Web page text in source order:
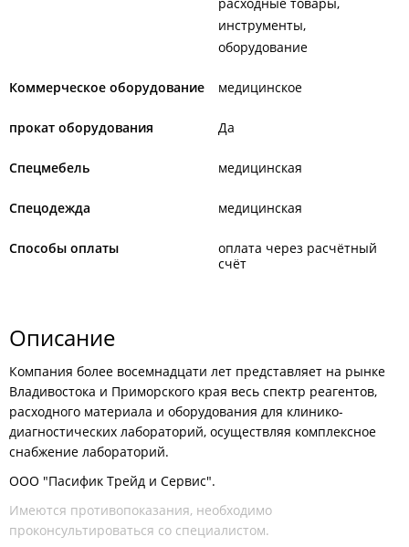
инструменты
оборудование
Коммерческое оборудование медицинское
прокат оборудования Да
Спецмебель медицинская
Спецодежда медицинская
Способы оплаты
оплата через расчётный
счёт
Описание
Компания более восемнадцати лет представляет на рынке
Владивостока и Приморского края весь спектр реагентов,
расходного материала и оборудования для клинико-
диагностических лабораторий, осуществляя комплексное
снабжение лабораторий.
ООО "Па­си­фик Трейд и Сер­вис".
Имеются противопоказания, необходимо
проконсультироваться со специалистом.